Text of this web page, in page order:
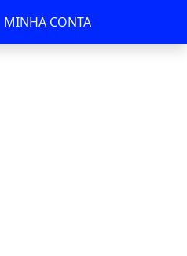
MINHA CONTA